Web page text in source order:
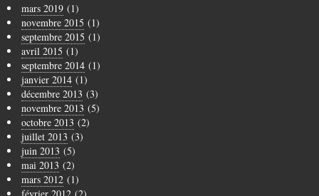
mars 2019 (1)
novembre 2015 (1)
septembre 2015 (1)
avril 2015 (1)
septembre 2014 (1)
janvier 2014 (1)
décembre 2013 (3)
novembre 2013 (5)
octobre 2013 (2)
juillet 2013 (3)
juin 2013 (5)
mai 2013 (2)
mars 2012 (1)